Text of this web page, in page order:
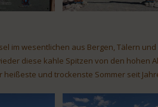
im wesentlichen aus Bergen, Tälern
diese kahle Spitzen von den hohen
und trockenste Sommer seit